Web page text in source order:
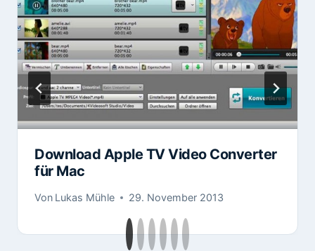
Download Apple TV Video Converter
für Mac
Von Lukas Mühle 29. November 2013